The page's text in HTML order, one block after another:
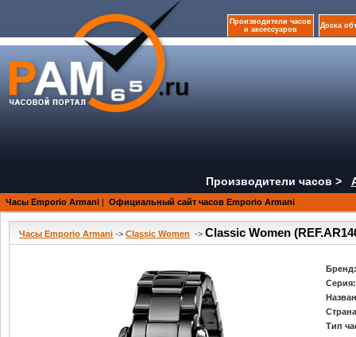
Производители часов
и аксессуаров
Доска
Производители часов >
Часы Emporio Armani | Официальный сайт часов Emporio Armani
Часы Emporio Armani ->Classic Women ->Classic Women
Тип